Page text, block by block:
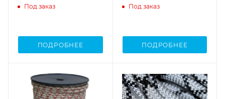
Под заказ
ПОДРОБНЕЕ
Под заказ
ПОДРОБНЕЕ